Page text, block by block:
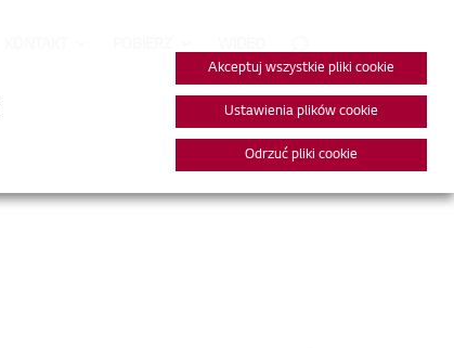
Akceptuj wszystkie pliki cookie
Ustawienia plików cookie
Odrzuć pliki cookie